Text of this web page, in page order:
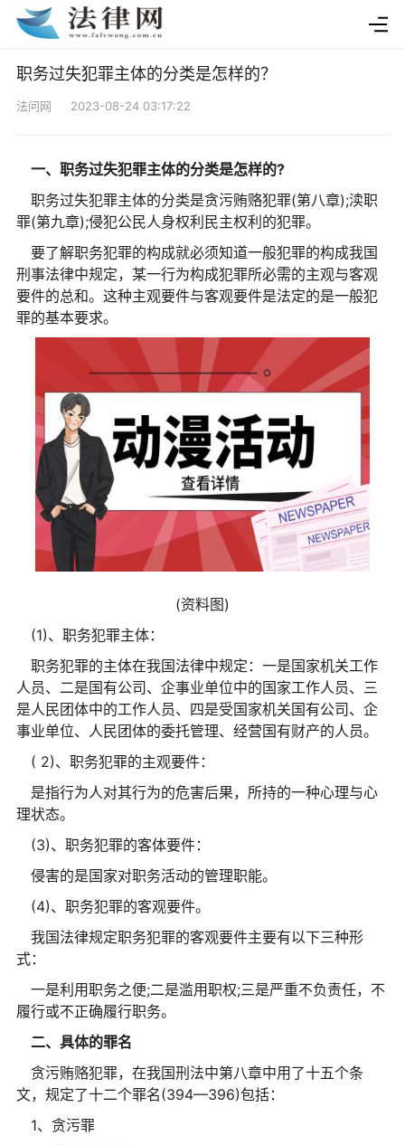
职务过失犯罪主体的分类是怎样的？
法问网 2023-08-24 03:17:22
一、职务过失犯罪主体的分类是怎样的?
职务过失犯罪主体的分类是贪污贿赂犯罪(第八章);渎职
罪(第九章);侵犯公民人身权利民主权利的犯罪。
要了解职务犯罪的构成就必须知道一般犯罪的构成我国
刑事法律中规定，某一行为构成犯罪所必需的主观与客观
要件的总和。这种主观要件与客观要件是法定的是一般犯
罪的基本要求。
(资料图)
(1)、职务犯罪主体：
职务犯罪的主体在我国法律中规定：一是国家机关工作
人员、二是国有公司、企事业单位中的国家工作人员、三
是人民团体中的工作人员、四是受国家机关国有公司、企
事业单位、人民团体的委托管理、经营国有财产的人员。
( 2)、职务犯罪的主观要件：
是指行为人对其行为的危害后果，所持的一种心理与心
理状态。
(3)、职务犯罪的客体要件：
侵害的是国家对职务活动的管理职能。
(4)、职务犯罪的客观要件。
我国法律规定职务犯罪的客观要件主要有以下三种形
式：
一是利用职务之便;二是滥用职权;三是严重不负责任，不
履行或不正确履行职务。
二、具体的罪名
贪污贿赂犯罪，在我国刑法中第八章中用了十五个条
文，规定了十二个罪名(394—396)包括：
1、贪污罪